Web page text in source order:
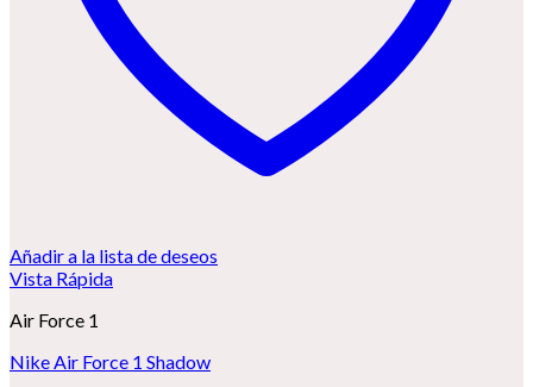
Añadir a la lista de deseos
Vista Rápida
Air Force 1
Nike Air Force 1 Shadow